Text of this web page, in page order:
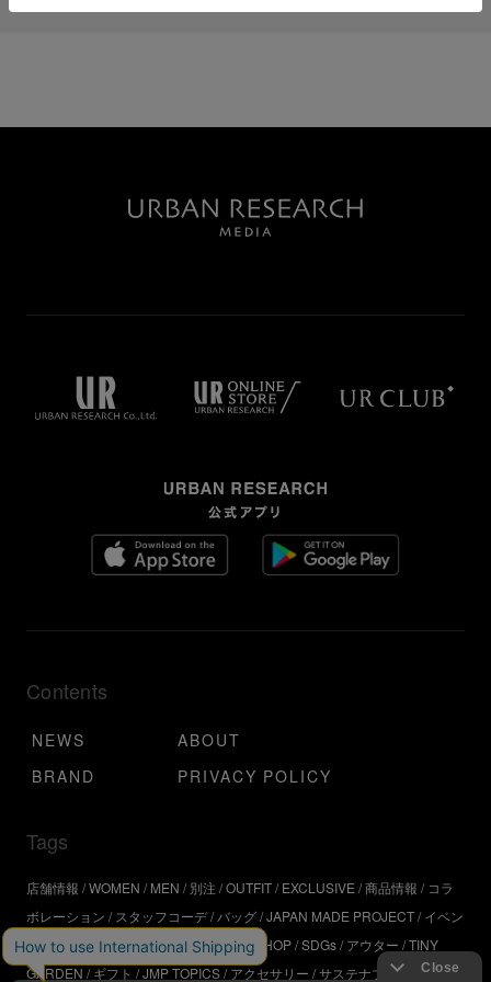
Contents
NEWS
ABOUT
BRAND
PRIVACY POLICY
Tags
店舗情報 WOMEN MEN 別注 OUTFIT EXCLUSIVE 商品情報
コラ
ボレーション
スタッフコーデ バッグ JAPAN MADE PROJECT イベン
ト アウトドア インタビュー WORKSHOP SDGs アウター TINY
GARDEN
ギフト JMP TOPICS アクセサリー サステナブル UR